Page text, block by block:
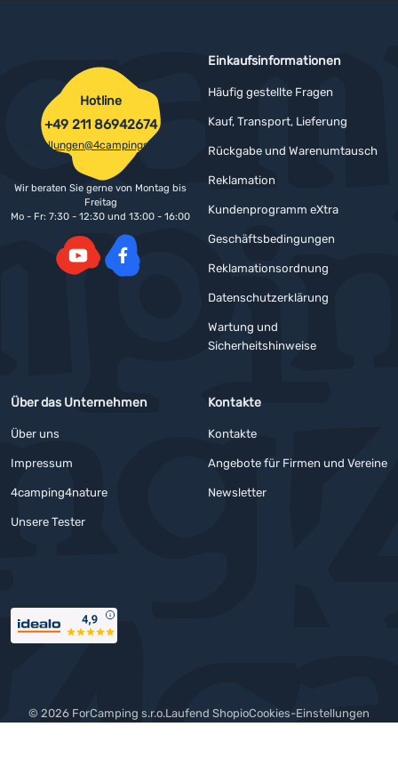
Einkaufsinformationen
Häufig gestellte Fragen
Kauf, Transport, Lieferung
Rückgabe und Warenumtausch
Reklamation
Kundenprogramm eXtra
Geschäftsbedingungen
Reklamationsordnung
Datenschutzerklärung
Wartung und
Sicherheitshinweise
Über das Unternehmen
Über uns
Impressum
4camping4nature
Unsere Tester
Kontakte
Kontakte
Angebote für Firmen und Vereine
Newsletter
Hotline
+49 211 86942674
bestellungen@4campingshop.de
Wir beraten Sie gerne von Montag bis
Freitag
Mo - Fr: 7:30 - 12:30 und 13:00 - 16:00
Auszeichnungen
© 2026 ForCamping s.r.o. laufend ShopioCookies-Einstellungen